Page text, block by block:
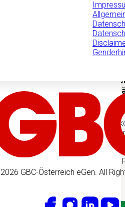
Wir sind GBC
Produktneuheiten
MANNA
Pflanzen
Nacktschnecken
erhebliche
verursachen. Mit
steht eine
zur Verfügung,
schützt…
GBC-Österreich eGen. All